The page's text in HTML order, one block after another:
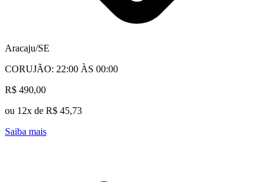
Aracaju/SE
CORUJÃO: 22:00 ÀS 00:00
R$ 490,00
ou 12x de R$ 45,73
Saiba mais